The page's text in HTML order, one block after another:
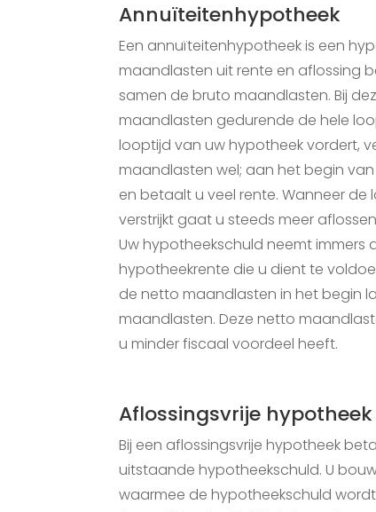
Annuïteitenhypotheek
Een annuïteitenhypotheek is een
maandlasten uit rente en aflossing
samen de bruto maandlasten. Bij
maandlasten gedurende de hele
looptijd van uw hypotheek vordert,
maandlasten wel; aan het begin
en betaalt u veel rente. Wanneer
verstrijkt gaat u steeds meer
Uw hypotheekschuld neemt immers
hypotheekrente die u dient te
de netto maandlasten in het begin
maandlasten. Deze netto
u minder fiscaal voordeel heeft.
Aflossingsvrije hypotheek
Bij een aflossingsvrije hypotheek
uitstaande hypotheekschuld. U
waarmee de hypotheekschuld